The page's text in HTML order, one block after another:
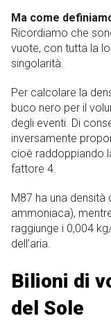
Ma come
Ricordiamo che
vuote, con tutta la
singolarità.
Per calcolare la
buco nero per il
degli eventi. Di
inversamente
cioè raddoppiando
fattore 4.
M87 ha una densità
ammoniaca),
raggiunge i 0,004
dell’aria.
Bilioni di
del Sole